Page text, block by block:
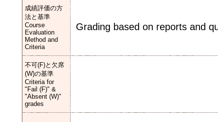
成績評価の方
法と基準
Course
Evaluation
Method and
Criteria
Grading based on reports and
不可(F)と欠席
(W)の基準
Criteria for
"Fail (F)" &
"Absent (W)"
grades